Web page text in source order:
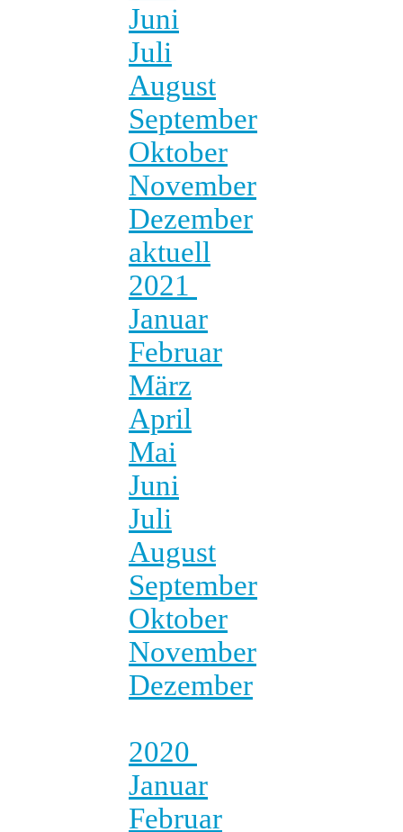
Juni
Juli
August
September
Oktober
November
Dezember
aktuell
2021
Januar
Februar
März
April
Mai
Juni
Juli
August
September
Oktober
November
Dezember
2020
Januar
Februar